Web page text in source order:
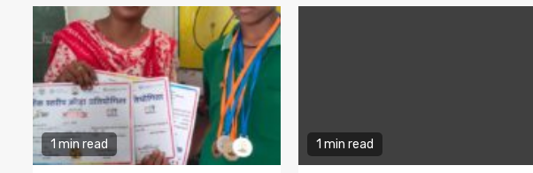
1 min read 1 min read